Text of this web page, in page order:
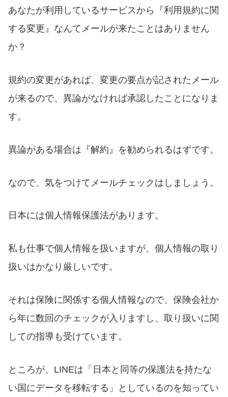
あなたが利用しているサービスから『利用規約に関
する変更』なんてメールが来たことはありません
か？
規約の変更があれば、変更の要点が記されたメール
が来るので、異論がなければ承認したことになりま
す。
異論がある場合は『解約』を勧められるはずです。
なので、気をつけてメールチェックはしましょう。
日本には個人情報保護法があります。
私も仕事で個人情報を扱いますが、個人情報の取り
扱いはかなり厳しいです。
それは保険に関係する個人情報なので、保険会社か
ら年に数回のチェックが入りますし、取り扱いに関
しての指導も受けています。
ところが、LINEは「日本と同等の保護法を持たな
い国にデータを移転する」としているのを知ってい